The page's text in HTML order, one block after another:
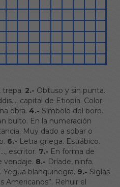
trepa. 2.- Obtuso y sin punta.
capital de Etiopía. Color
obra. 4.- Símbolo del boro.
bulto. En la numeración
Muy dado a sobar o
6.- Letra griega. Estrábico.
escritor. 7.- En forma de
vendaje. 8.- Dríade, ninfa.
blanquinegra. 9.- Siglas
Americanos”. Rehuir el